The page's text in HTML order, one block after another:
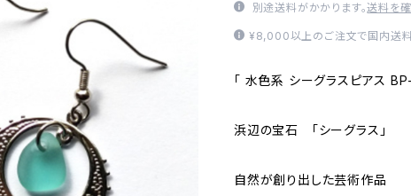
別途送料がかかります。送料を
¥8,000以上のご注文で国内送料
「 水色系 シーグラスピアス BP-
浜辺の宝石 「シーグラス」
自然が創り出した芸術作品